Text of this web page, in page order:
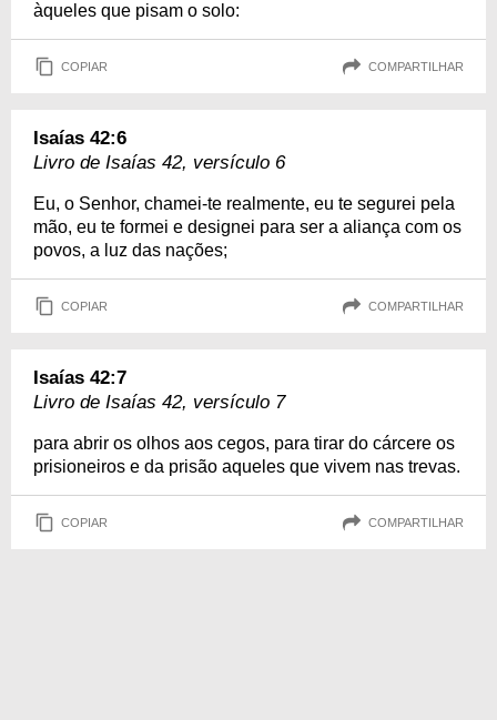
àqueles que pisam o solo:
COPIAR COMPARTILHAR
Isaías 42:6
Livro de Isaías 42, versículo 6
Eu, o Senhor, chamei-te realmente, eu te segurei pela
mão, eu te formei e designei para ser a aliança com os
povos, a luz das nações;
COPIAR COMPARTILHAR
Isaías 42:7
Livro de Isaías 42, versículo 7
para abrir os olhos aos cegos, para tirar do cárcere os
prisioneiros e da prisão aqueles que vivem nas trevas.
COPIAR COMPARTILHAR